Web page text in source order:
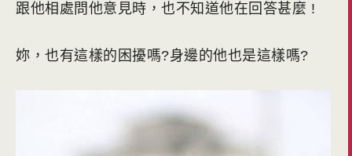
跟他相處問他意見時，也不知道他在回答甚麼 !
妳，也有這樣的困擾嗎?身邊的他也是這樣嗎?